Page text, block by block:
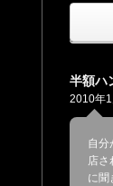
半額ハ
2010年
自分
店さ
に聞